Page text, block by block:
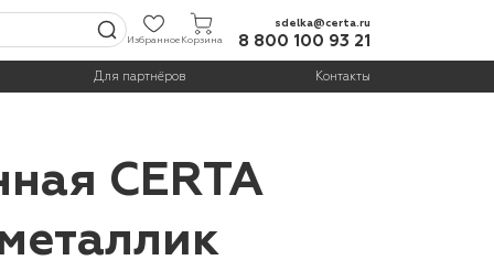
ИзбранноеКорзина
sdelka@certa.ru
8 800 100 93 21
Для партнёров Контакты
CERTA